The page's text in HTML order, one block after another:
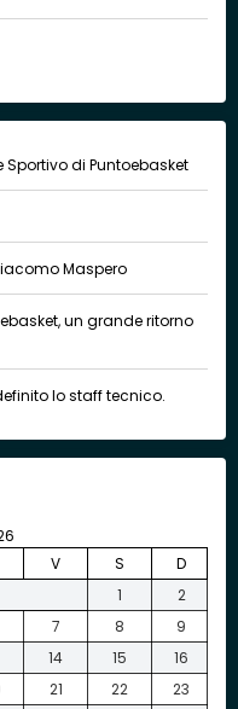
Sportivo di Puntoebasket
Maspero
un grande ritorno
lo staff tecnico.
V S
D
1
2
7 8
9
14 15
16
21 22
23